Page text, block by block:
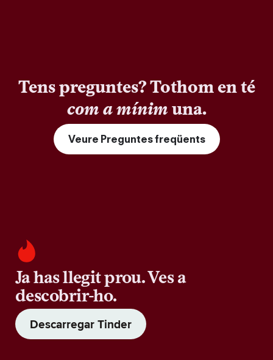
Tens preguntes? Tothom en té
com a mínimuna.
Veure Preguntes freqüents
Ja has llegit prou. Ves a
descobrir-ho.
Descarregar Tinder